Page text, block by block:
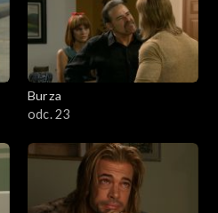
Burza
odc. 23